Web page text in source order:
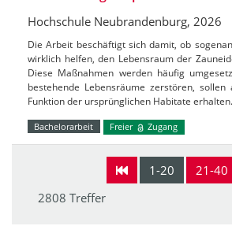
Hochschule Neubrandenburg, 2026
Die Arbeit beschäftigt sich damit, ob
wirklich helfen, den Lebensraum der
Diese Maßnahmen werden häufig
bestehende Lebensräume zerstören, sollen
Funktion der ursprünglichen Habitate
Bachelorarbeit Freier Zugang
1-20 21-40
2808 Treffer